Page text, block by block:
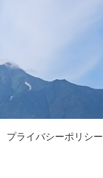
プライバシーポリシー